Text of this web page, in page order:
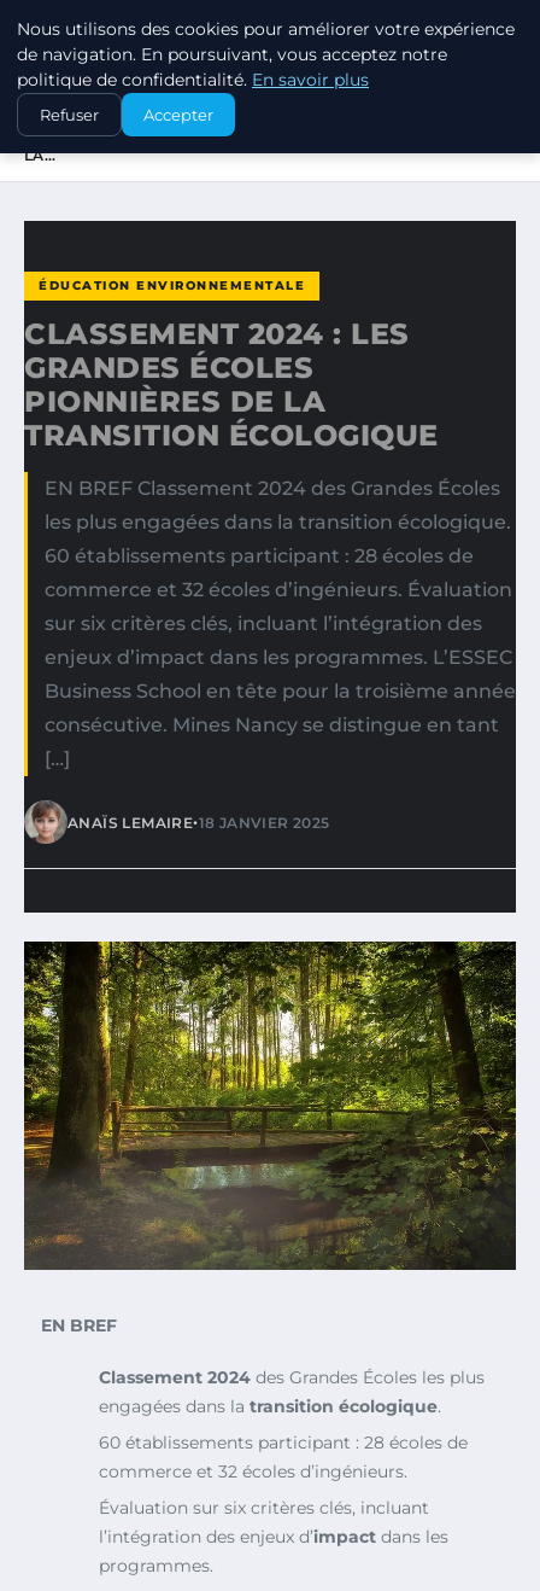
EXXON CLIMATE FOOTPRINT
ACCUEIL
ÉDUCATION ENVIRONNEMENTALE
CLASSEMENT 2024 : LES GRANDES ÉCOLES PIONNIÈRES DE
LA…
ÉDUCATION ENVIRONNEMENTALE
CLASSEMENT 2024 : LES
GRANDES ÉCOLES
PIONNIÈRES DE LA
TRANSITION ÉCOLOGIQUE
EN BREF Classement 2024 des Grandes Écoles
les plus engagées dans la transition écologique.
60 établissements participant : 28 écoles de
commerce et 32 écoles d’ingénieurs. Évaluation
sur six critères clés, incluant l’intégration des
enjeux d’impact dans les programmes. L’ESSEC
Business School en tête pour la troisième année
consécutive. Mines Nancy se distingue en tant
[…]
ANAÏS LEMAIRE•18 JANVIER 2025
EN BREF
Classement 2024 des Grandes Écoles les plus
engagées dans la transition écologique.
60 établissements participant : 28 écoles de
commerce et 32 écoles d’ingénieurs.
Évaluation sur six critères clés, incluant
l’intégration des enjeux d’impact dans les
programmes.
Nous utilisons des cookies pour améliorer votre expérience
de navigation. En poursuivant, vous acceptez notre
politique de confidentialité. En savoir plus
Refuser Accepter